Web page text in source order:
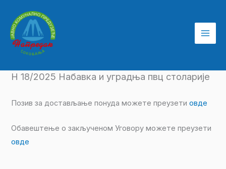
садржај
Н 18/2025 Набавка и уградња пвц столарије
Позив за достављање понуда можете преузети овде
Обавештење о закљученом Уговору можете преузети
овде